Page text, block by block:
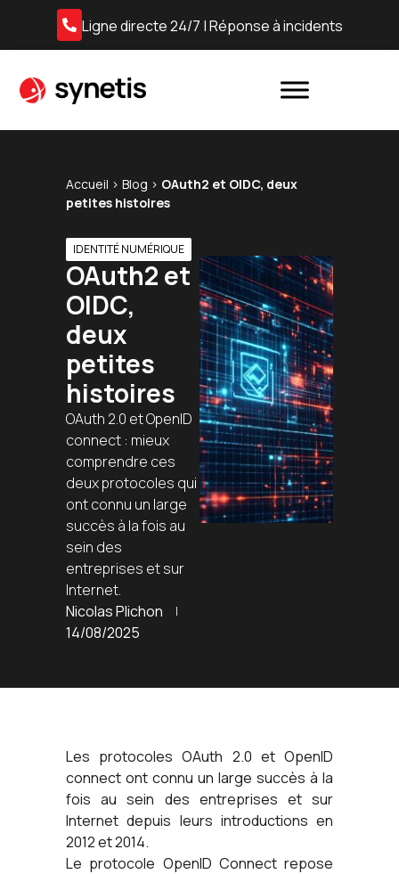
Ligne directe 24/7 | Réponse à incidents
Accueil › Blog › OAuth2 et OIDC, deux
petites histoires
IDENTITÉ NUMÉRIQUE
OAuth2 et
OIDC,
deux
petites
histoires
OAuth 2.0 et OpenID
connect : mieux
comprendre ces
deux protocoles qui
ont connu un large
succès à la fois au
sein des
entreprises et sur
Internet.
Nicolas Plichon
14/08/2025
Les protocoles OAuth 2.0 et OpenID
connect ont connu un large succès à la
fois au sein des entreprises et sur
Internet depuis leurs introductions en
2012 et 2014.
Le protocole OpenID Connect repose